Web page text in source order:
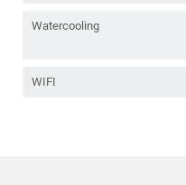
Watercooling
WIFI